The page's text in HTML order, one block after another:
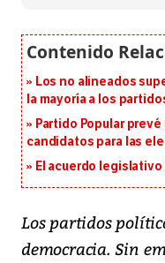
Los no alineados
la mayoría a los
Partido Popular
candidatos para las
El acuerdo legislativo
Los partidos
democracia. Sin